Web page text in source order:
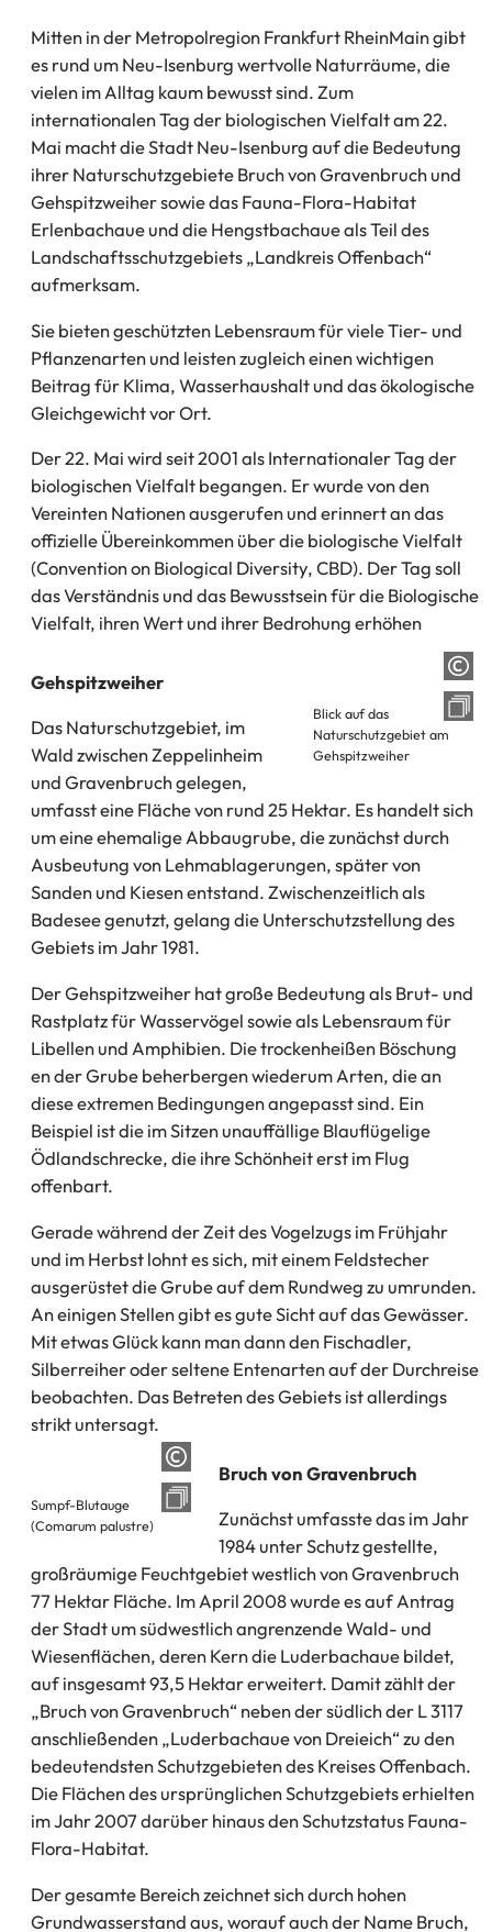
Mitten in der Metropolregion Frankfurt RheinMain gibt
es rund um Neu-Isenburg wertvolle Naturräume, die
vielen im Alltag kaum bewusst sind. Zum
internationalen Tag der biologischen Vielfalt am 22.
Mai macht die Stadt Neu-Isenburg auf die Bedeutung
ihrer Naturschutzgebiete Bruch von Gravenbruch und
Gehspitzweiher sowie das Fauna-Flora-Habitat
Erlenbachaue und die Hengstbachaue als Teil des
Landschaftsschutzgebiets „Landkreis Offenbach“
aufmerksam.
Sie bieten geschützten Lebensraum für viele Tier- und
Pflanzenarten und leisten zugleich einen wichtigen
Beitrag für Klima, Wasserhaushalt und das ökologische
Gleichgewicht vor Ort.
Der 22. Mai wird seit 2001 als Internationaler Tag der
biologischen Vielfalt begangen. Er wurde von den
Vereinten Nationen ausgerufen und erinnert an das
offizielle Übereinkommen über die biologische Vielfalt
(Convention on Biological Diversity, CBD). Der Tag soll
das Verständnis und das Bewusstsein für die Biologische
Vielfalt, ihren Wert und ihrer Bedrohung erhöhen
Blick auf das
Naturschutzgebiet am
Gehspitzweiher
Gehspitzweiher
Das Naturschutzgebiet, im
Wald zwischen Zeppelinheim
und Gravenbruch gelegen,
umfasst eine Fläche von rund 25 Hektar. Es handelt sich
um eine ehemalige Abbaugrube, die zunächst durch
Ausbeutung von Lehmablagerungen, später von
Sanden und Kiesen entstand. Zwischenzeitlich als
Badesee genutzt, gelang die Unterschutzstellung des
Gebiets im Jahr 1981.
Der Gehspitzweiher hat große Bedeutung als Brut- und
Rastplatz für Wasservögel sowie als Lebensraum für
Libellen und Amphibien. Die trockenheißen Böschung
en der Grube beherbergen wiederum Arten, die an
diese extremen Bedingungen angepasst sind. Ein
Beispiel ist die im Sitzen unauffällige Blauflügelige
Ödlandschrecke, die ihre Schönheit erst im Flug
offenbart.
Gerade während der Zeit des Vogelzugs im Frühjahr
und im Herbst lohnt es sich, mit einem Feldstecher
ausgerüstet die Grube auf dem Rundweg zu umrunden.
An einigen Stellen gibt es gute Sicht auf das Gewässer.
Mit etwas Glück kann man dann den Fischadler,
Silberreiher oder seltene Entenarten auf der Durchreise
beobachten. Das Betreten des Gebiets ist allerdings
strikt untersagt.
Sumpf-Blutauge
(Comarum palustre)
Bruch von Gravenbruch
Zunächst umfasste das im Jahr
1984 unter Schutz gestellte,
großräumige Feuchtgebiet westlich von Gravenbruch
77 Hektar Fläche. Im April 2008 wurde es auf Antrag
der Stadt um südwestlich angrenzende Wald- und
Wiesenflächen, deren Kern die Luderbachaue bildet,
auf insgesamt 93,5 Hektar erweitert. Damit zählt der
„Bruch von Gravenbruch“ neben der südlich der L 3117
anschließenden „Luderbachaue von Dreieich“ zu den
bedeutendsten Schutzgebieten des Kreises Offenbach.
Die Flächen des ursprünglichen Schutzgebiets erhielten
im Jahr 2007 darüber hinaus den Schutzstatus Fauna-
Flora-Habitat.
Der gesamte Bereich zeichnet sich durch hohen
Grundwasserstand aus, worauf auch der Name Bruch,